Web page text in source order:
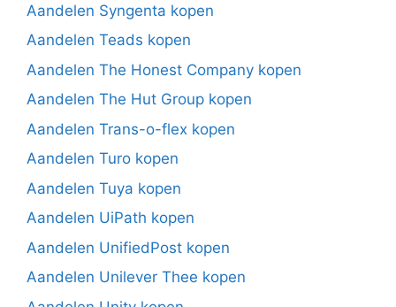
Aandelen Syngenta kopen
Aandelen Teads kopen
Aandelen The Honest Company kopen
Aandelen The Hut Group kopen
Aandelen Trans-o-flex kopen
Aandelen Turo kopen
Aandelen Tuya kopen
Aandelen UiPath kopen
Aandelen UnifiedPost kopen
Aandelen Unilever Thee kopen